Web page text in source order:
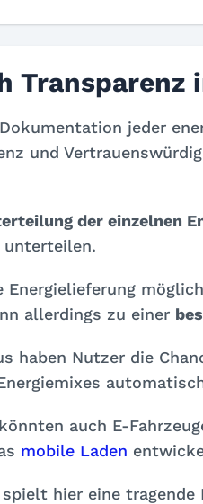
Transparenz
jeder
und
der einzelnen
Energielieferung
allerdings zu einer
haben Nutzer die
auch E-
mobile Laden
hier eine